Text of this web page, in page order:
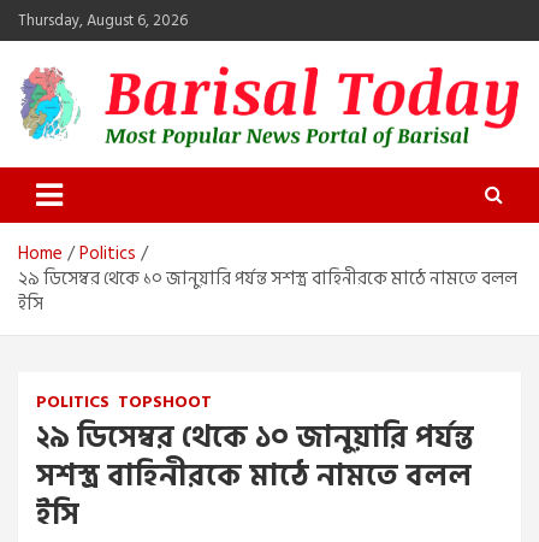
Skip
to
content
Thursday, August 6, 2026
Barisal Today
The Most Popular News Portal in Barisal
Home Politics
২৯ ডিসেম্বর থেকে ১০ জানুয়ারি পর্যন্ত সশস্ত্র বাহিনীরকে মাঠে নামতে বলল
ইসি
POLITICS TOPSHOOT
২৯ ডিসেম্বর থেকে ১০ জানুয়ারি পর্যন্ত
সশস্ত্র বাহিনীরকে মাঠে নামতে বলল
ইসি